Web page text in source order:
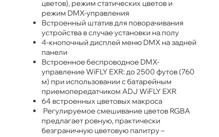
цветов), режим статических цветов и
режим DMX-управления
Встроенный штатив для поворачивания
устройства в случае установки на полу
4-кнопочный дисплей меню DMX на задней
панели
Встроенное беспроводное DMX-
управление WiFLY EXR: до 2500 футов (760
м) при использовании с батарейным
приемопередатчиком ADJ WiFLY EXR
64 встроенных цветовых макроса
Регулируемое смешивание цветов RGBA
предлагает ровную, практически
безграничную цветовую палитру –